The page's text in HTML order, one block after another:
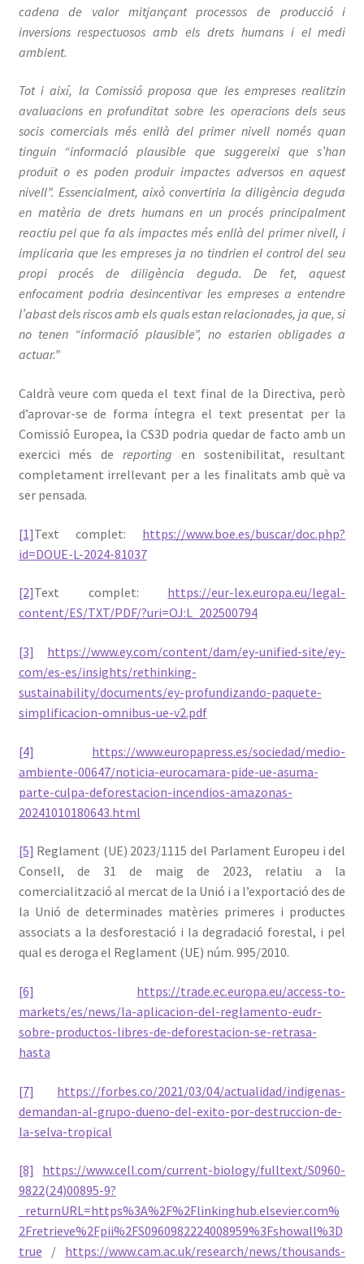
cadena de valor mitjançant processos de producció i
inversions respectuosos amb els drets humans i el medi
ambient.
Tot i així, la Comissió proposa que les empreses realitzin
avaluacions en profunditat sobre les operacions dels seus
socis comercials més enllà del primer nivell només quan
tinguin “informació plausible que suggereixi que s’han
produït o es poden produir impactes adversos en aquest
nivell”. Essencialment, això convertiria la diligència deguda
en matèria de drets humans en un procés principalment
reactiu pel que fa als impactes més enllà del primer nivell, i
implicaria que les empreses ja no tindrien el control del seu
propi procés de diligència deguda. De fet, aquest
enfocament podria desincentivar les empreses a entendre
l’abast dels riscos amb els quals estan relacionades, ja que, si
no tenen “informació plausible”, no estarien obligades a
actuar.”
Caldrà veure com queda el text final de la Directiva, però
d’aprovar-se de forma íntegra el text presentat per la
Comissió Europea, la CS3D podria quedar de facto amb un
exercici més de reporting en sostenibilitat, resultant
completament irrellevant per a les finalitats amb què va
ser pensada.
[1]Text complet: https://www.boe.es/buscar/doc.php?
id=DOUE-L-2024-81037
[2]Text complet: https://eur-lex.europa.eu/legal-
content/ES/TXT/PDF/?uri=OJ:L_202500794
[3]
https://www.ey.com/content/dam/ey-unified-site/ey-
com/es-es/insights/rethinking-
sustainability/documents/ey-profundizando-paquete-
simplificacion-omnibus-ue-v2.pdf
[4]
https://www.europapress.es/sociedad/medio-
ambiente-00647/noticia-eurocamara-pide-ue-asuma-
parte-culpa-deforestacion-incendios-amazonas-
20241010180643.html
[5] Reglament (UE) 2023/1115 del Parlament Europeu i del
Consell, de 31 de maig de 2023, relatiu a la
comercialització al mercat de la Unió i a l’exportació des de
la Unió de determinades matèries primeres i productes
associats a la desforestació i la degradació forestal, i pel
qual es deroga el Reglament (UE) núm. 995/2010.
[6]
https://trade.ec.europa.eu/access-to-
markets/es/news/la-aplicacion-del-reglamento-eudr-
sobre-productos-libres-de-deforestacion-se-retrasa-
hasta
[7]
https://forbes.co/2021/03/04/actualidad/indigenas-
demandan-al-grupo-dueno-del-exito-por-destruccion-de-
la-selva-tropical
[8]
https://www.cell.com/current-biology/fulltext/S0960-
9822(24)00895-9?
_returnURL=https%3A%2F%2Flinkinghub.elsevier.com%
2Fretrieve%2Fpii%2FS0960982224008959%3Fshowall%3D
true / https://www.cam.ac.uk/research/news/thousands-